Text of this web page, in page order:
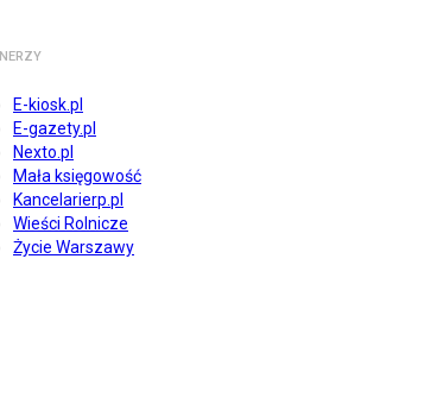
E-kiosk.pl
E-gazety.pl
Nexto.pl
Mała księgowość
Kancelarierp.pl
Wieści Rolnicze
Życie Warszawy